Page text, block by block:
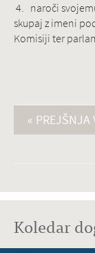
4. naroči
skupaj z imeni
Komisiji ter
« PREJŠNJA
Koledar